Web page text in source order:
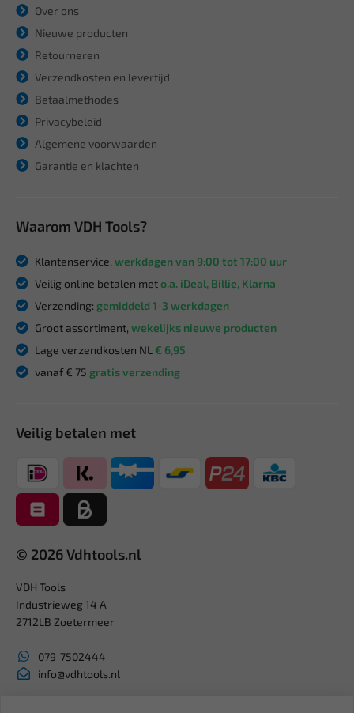
Over ons
Nieuwe producten
Retourneren
Verzendkosten en levertijd
Betaalmethodes
Privacybeleid
Algemene voorwaarden
Garantie en klachten
Waarom VDH Tools?
Klantenservice, werkdagen van 9:00 tot 17:00 uur
Veilig online betalen meto.a. iDeal, Billie, Klarna
Verzending: gemiddeld 1-3 werkdagen
Groot assortiment, wekelijks nieuwe producten
Lage verzendkosten NL € 6,95
vanaf € 75 gratis verzending
Veilig betalen met
© 2026 Vdhtools.nl
VDH Tools
Industrieweg 14 A
2712LB Zoetermeer
079-7502444
info@vdhtools.nl